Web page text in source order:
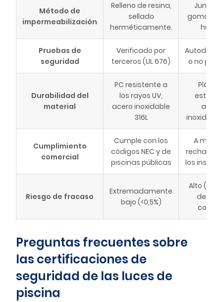
Método de
impermeabilización
Relleno de resina,
sellado
herméticamente.
Juntas
goma,
Pruebas de
seguridad
Verificado por
terceros (UL 676)
o no
Durabilidad del
material
PC resistente a
los rayos UV,
acero inoxidable
316L
acero
Cumplimiento
comercial
Cumple con los
códigos NEC y de
piscinas públicas
A
los
Riesgo de fracaso
Extremadamente
bajo (<0,5%)
Alto
de
Preguntas frecuentes sobre
las certificaciones de
seguridad de las luces de
piscina